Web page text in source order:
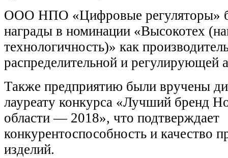
ООО НПО «Цифровые регуляторы»
награды в номинации «Высокотех
технологичность)» как
распределительной и регулирующей
Также предприятию были вручены
лауреату конкурса «Лучший бренд
области — 2018», что подтверждает
конкурентоспособность и качество
изделий.